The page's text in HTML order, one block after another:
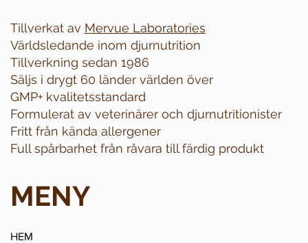
Tillverkat av Mervue Laboratories
Världsledande inom djurnutrition
Tillverkning sedan 1986
Säljs i drygt 60 länder världen över
GMP+ kvalitetsstandard
Formulerat av veterinärer och djurnutritionister
Fritt från kända allergener
Full spårbarhet från råvara till färdig produkt
MENY
HEM